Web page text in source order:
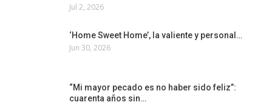
Jul 2, 2026
‘Home Sweet Home’, la valiente y personal…
Jun 30, 2026
“Mi mayor pecado es no haber sido feliz”:
cuarenta años sin…